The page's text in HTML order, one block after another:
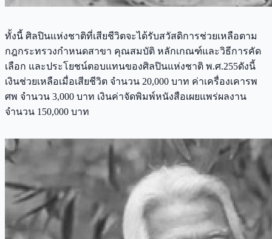
ทั้งนี้ ศิลปินแห่งชาติที่เสียชีวิตจะได้รับสวัสดิการช่วยเหลือตาม
กฎกระทรวงกำหนดสาขา คุณสมบัติ หลักเกณฑ์และวิธีการคัด
เลือก และประโยชน์ตอบแทนของศิลปินแห่งชาติ พ.ศ.255ดังนี้
เงินช่วยเหลือเมื่อเสียชีวิต จำนวน 20,000 บาท ค่าเครื่องเคารพ
ศพ จำนวน 3,000 บาท เงินค่าจัดพิมพ์หนังสือเผยแพร่ผลงาน
จำนวน 150,000 บาท